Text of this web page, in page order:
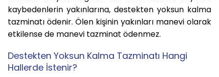
kaybedenlerin yakınlarına, destekten yoksun kalma
tazminatı ödenir. Ölen kişinin yakınları manevi olarak
etkilense de manevi tazminat ödenmez.
Destekten Yoksun Kalma Tazminatı Hangi
Hallerde İstenir?